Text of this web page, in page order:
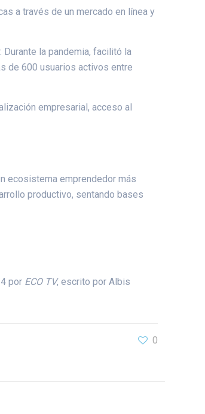
a través de un mercado en línea y
la pandemia, facilitó la
de 600 usuarios activos entre
empresarial, acceso al
ecosistema emprendedor más
productivo, sentando bases
por ECO TV, escrito por Albis
0